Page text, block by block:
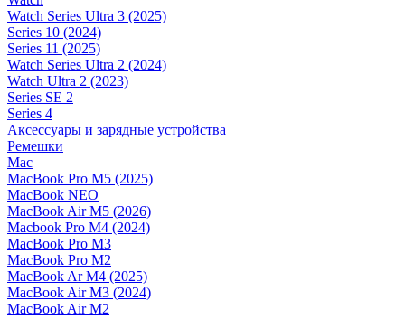
Watch Series Ultra 3 (2025)
Series 10 (2024)
Series 11 (2025)
Watch Series Ultra 2 (2024)
Watch Ultra 2 (2023)
Series SE 2
Series 4
Аксессуары и зарядные устройства
Ремешки
Mac
MacBook Pro M5 (2025)
MacBook NEO
MacBook Air M5 (2026)
Macbook Pro M4 (2024)
MacBook Pro M3
MacBook Pro M2
MacBook Ar M4 (2025)
MacBook Air M3 (2024)
MacBook Air M2